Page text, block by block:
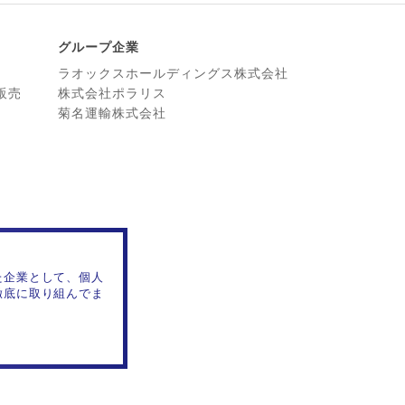
売
グループ企業
ラオックスホールディングス株式会社
株式会社ポラリス
菊名運輸株式会社
業として、個人
に取り組んでま